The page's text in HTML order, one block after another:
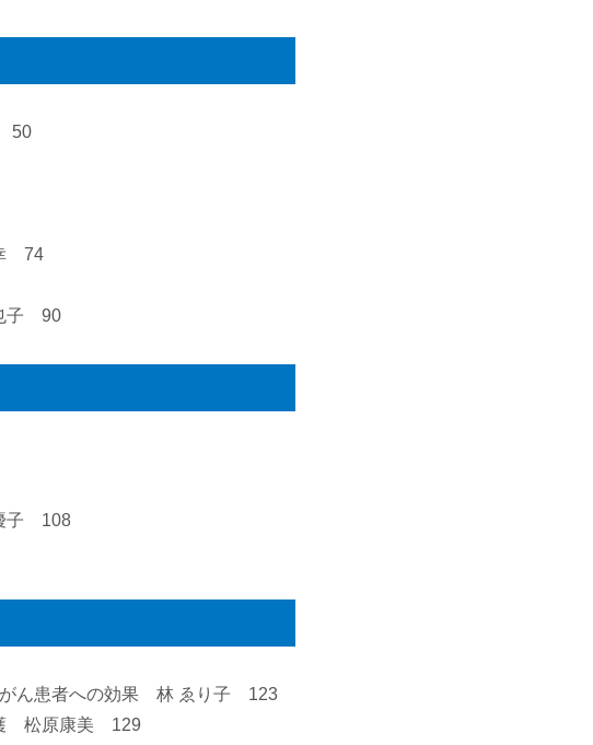
50
74
子 90
子 108
がん患者への効果 林 ゑり子 123
護 松原康美 129